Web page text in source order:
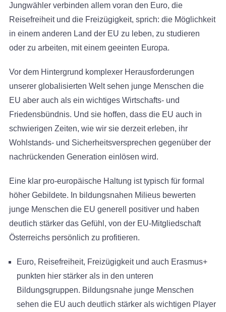
Jungwähler verbinden allem voran den Euro, die
Reisefreiheit und die Freizügigkeit, sprich: die Möglichkeit
in einem anderen Land der EU zu leben, zu studieren
oder zu arbeiten, mit einem geeinten Europa.
Vor dem Hintergrund komplexer Herausforderungen
unserer globalisierten Welt sehen junge Menschen die
EU aber auch als ein wichtiges Wirtschafts- und
Friedensbündnis. Und sie hoffen, dass die EU auch in
schwierigen Zeiten, wie wir sie derzeit erleben, ihr
Wohlstands- und Sicherheitsversprechen gegenüber der
nachrückenden Generation einlösen wird.
Eine klar pro-europäische Haltung ist typisch für formal
höher Gebildete. In bildungsnahen Milieus bewerten
junge Menschen die EU generell positiver und haben
deutlich stärker das Gefühl, von der EU-Mitgliedschaft
Österreichs persönlich zu profitieren.
Euro, Reisefreiheit, Freizügigkeit und auch Erasmus+
punkten hier stärker als in den unteren
Bildungsgruppen. Bildungsnahe junge Menschen
sehen die EU auch deutlich stärker als wichtigen Player